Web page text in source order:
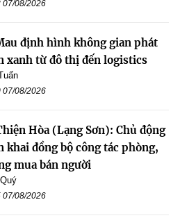
07/08/2026
định hình không gian phát
xanh từ đô thị đến logistics
07/08/2026
Hòa (Lạng Sơn): Chủ động
khai đồng bộ công tác phòng,
mua bán người
07/08/2026